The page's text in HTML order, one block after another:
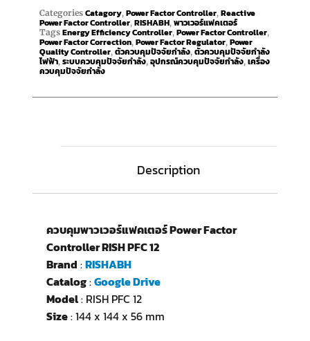
Categories Catagory, Power Factor Controller, Reactive
Power Factor Controller, RISHABH, พาวเวอร์แฟคเตอร์
Tags Energy Efficiency Controller, Power Factor Controller,
Power Factor Correction, Power Factor Regulator, Power
Quality Controller, ตัวควบคุมปัจจัยกำลัง, ตัวควบคุมปัจจัยกำลัง
ไฟฟ้า, ระบบควบคุมปัจจัยกำลัง, อุปกรณ์ควบคุมปัจจัยกำลัง, เครื่อง
ควบคุมปัจจัยกำลัง
Description
ควบคุมพาวเวอร์แฟคเตอร์ Power Factor
Controller RISH PFC 12
Brand :RISHABH
Catalog:Google Drive
Model: RISH PFC 12
Size: 144 x 144 x 56 mm